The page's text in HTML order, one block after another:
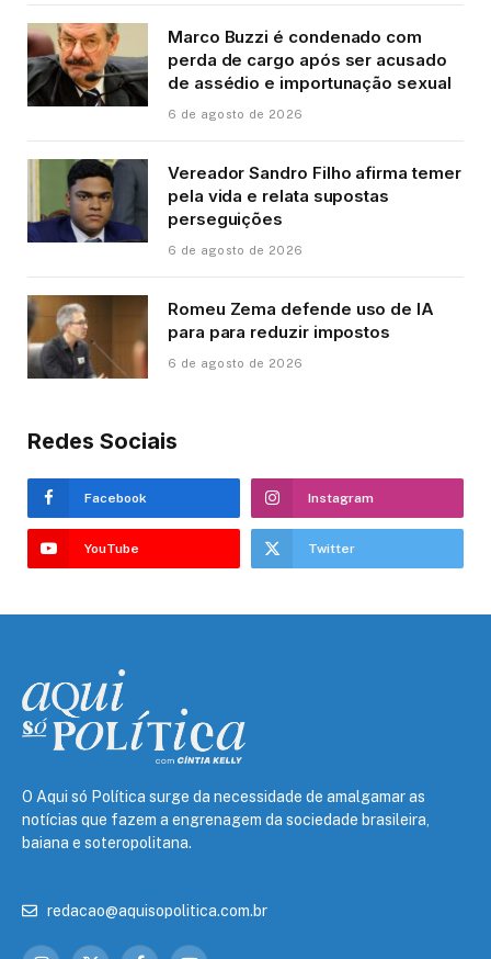
Marco Buzzi é condenado com
perda de cargo após ser acusado
de assédio e importunação sexual
6 de agosto de 2026
Vereador Sandro Filho afirma temer
pela vida e relata supostas
perseguições
6 de agosto de 2026
Romeu Zema defende uso de IA
para para reduzir impostos
6 de agosto de 2026
Redes Sociais
Facebook Instagram
YouTube Twitter
O Aqui só Política surge da necessidade de amalgamar as
notícias que fazem a engrenagem da sociedade brasileira,
baiana e soteropolitana.
redacao@aquisopolitica.com.br